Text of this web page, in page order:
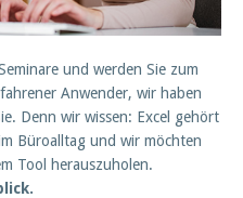
und werden Sie zum
Anwender, wir haben
Denn wir wissen: Excel gehört
Büroalltag und wir möchten
Tool herauszuholen.